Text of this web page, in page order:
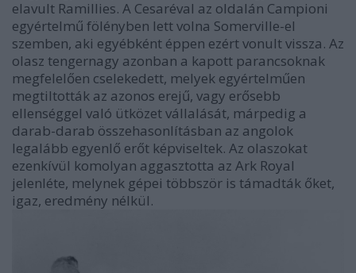
elavult Ramillies. A Cesaréval az oldalán Campioni
egyértelmű fölényben lett volna Somerville-el
szemben, aki egyébként éppen ezért vonult vissza. Az
olasz tengernagy azonban a kapott parancsoknak
megfelelően cselekedett, melyek egyértelműen
megtiltották az azonos erejű, vagy erősebb
ellenséggel való ütközet vállalását, márpedig a
darab-darab összehasonlításban az angolok
legalább egyenlő erőt képviseltek. Az olaszokat
ezenkívül komolyan aggasztotta az Ark Royal
jelenléte, melynek gépei többször is támadták őket,
igaz, eredmény nélkül.